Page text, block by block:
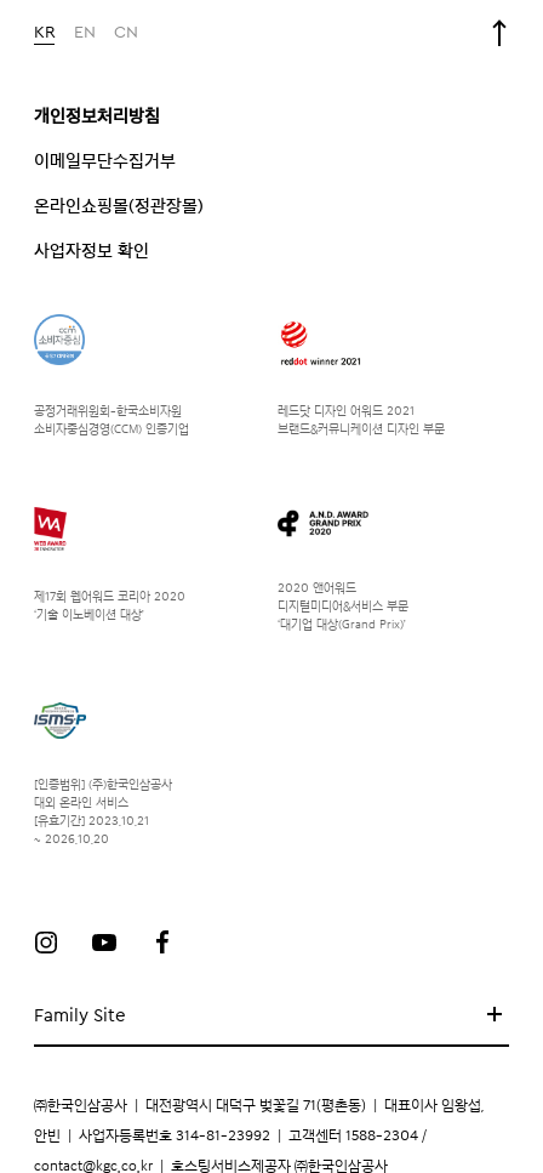
KR EN CN
Family Site
공정거래위원회-한국소비자원
소비자중심경영(CCM) 인증기업
레드닷 디자인 어워드 2021
브랜드&커뮤니케이션 디자인 부문
제17회 웹어워드 코리아 2020
‘기술 이노베이션 대상’
2020 앤어워드
디지털미디어&서비스 부문
‘대기업 대상(Grand Prix)’
[인증범위] (주)한국인삼공사
대외 온라인 서비스
[유효기간] 2023.10.21
~ 2026.10.20
개인정보처리방침
이메일무단수집거부
온라인쇼핑몰(정관장몰)
사업자정보 확인
㈜한국인삼공사 대전광역시 대덕구 벚꽃길 71(평촌동) 대표이사 임왕섭,
안빈 사업자등록번호 314-81-23992 고객센터 1588-2304 /
contact@kgc.co.kr 호스팅서비스제공자 ㈜한국인삼공사